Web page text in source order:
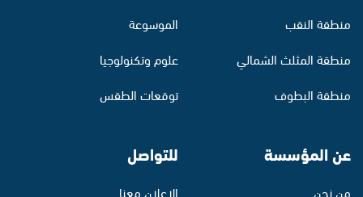
منطقة النقب
منطقة المثلث الشمالي
منطقة البطوف
الموسوعة
علوم وتكنولوجيا
توقعات الطقس
عن المؤسسة
من نحن
للتواصل
الإعلان معنا